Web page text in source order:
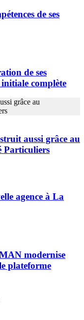
de ses
de ses
complète
aussi grâce au
Particuliers
agence à La
modernise
plateforme